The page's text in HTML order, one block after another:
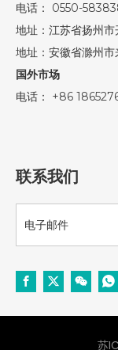
电话： 0550-
地址：江苏省扬州
地址：安徽省滁州
国外市场
电话： +86
联系我们
苏